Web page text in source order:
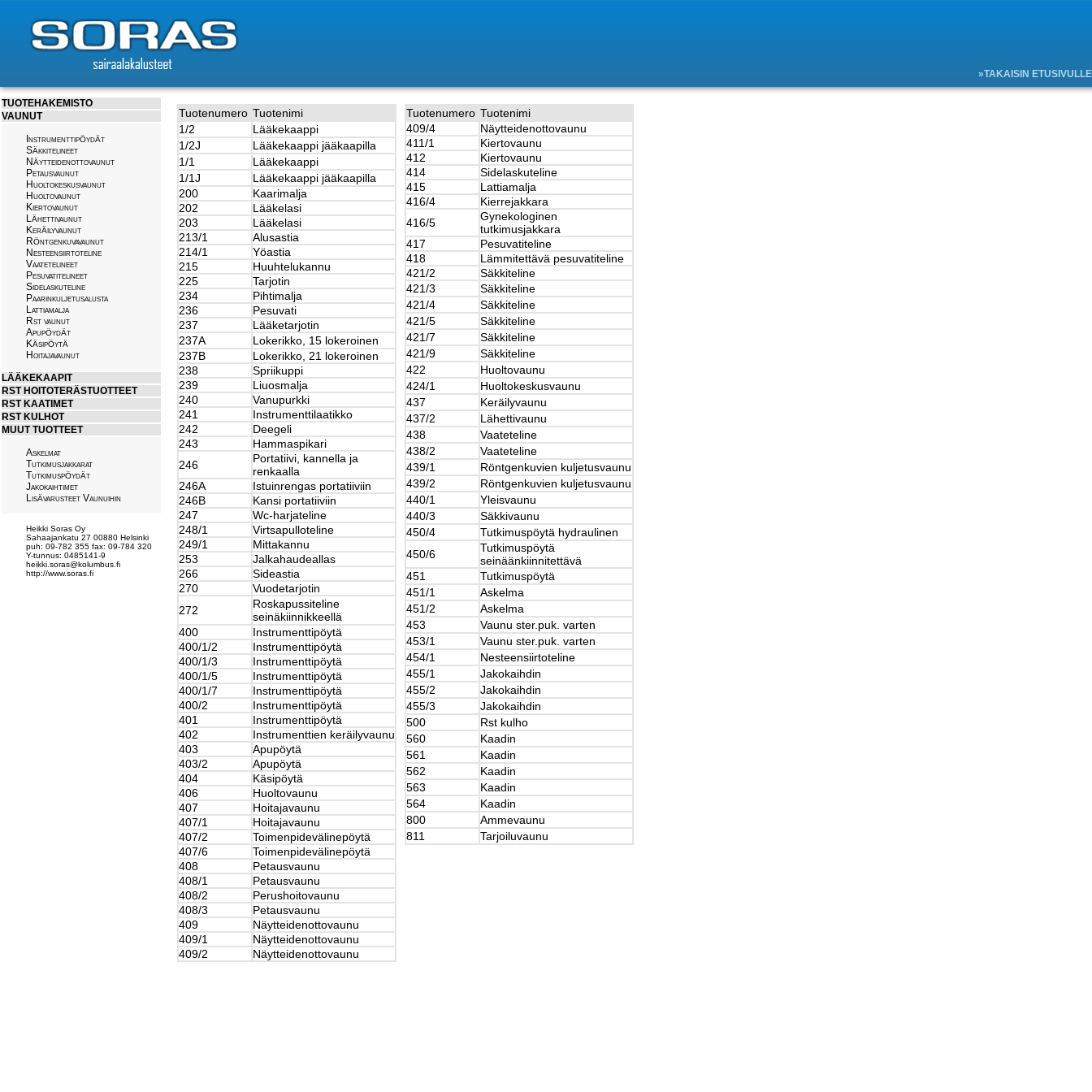
»TAKAISIN ETUSIVULLE
TUOTEHAKEMISTO
VAUNUT
InstrumenttipÖydÄt
SÄkkitelineet
NÄytteidenottovaunut
Petausvaunut
Huoltokeskusvaunut
Huoltovaunut
Kiertovaunut
LÄhettivaunut
KerÄilyvaunut
RÖntgenkuvavaunut
Nesteensiirtoteline
Vaatetelineet
Pesuvatitelineet
Sidelaskuteline
Paarinkuljetusalusta
Lattiamalja
Rst vaunut
ApupÖydÄt
KÄsipÖytÄ
Hoitajavaunut
LÄÄKEKAAPIT
RST HOITOTERÄSTUOTTEET
RST KAATIMET
RST KULHOT
MUUT TUOTTEET
Askelmat
Tutkimusjakkarat
TutkimuspÖydÄt
Jakokaihtimet
LisÄvarusteet Vaunuihin
Heikki Soras Oy
Sahaajankatu 27 00880 Helsinki
puh: 09-782 355 fax: 09-784 320
Y-tunnus: 0485141-9
heikki.soras@kolumbus.fi
http://www.soras.fi
Tuotenumero Tuotenimi
1/2
Lääkekaappi
1/2J
Lääkekaappi jääkaapilla
1/1
Lääkekaappi
1/1J
Lääkekaappi jääkaapilla
200
Kaarimalja
202
Lääkelasi
203
Lääkelasi
213/1
Alusastia
214/1
Yöastia
215
Huuhtelukannu
225
Tarjotin
234
Pihtimalja
236
Pesuvati
237
Lääketarjotin
237A
Lokerikko, 15 lokeroinen
237B
Lokerikko, 21 lokeroinen
238
Spriikuppi
239
Liuosmalja
240
Vanupurkki
241
Instrumenttilaatikko
242
Deegeli
243
Hammaspikari
246
Portatiivi, kannella ja
renkaalla
246A
Istuinrengas portatiiviin
246B
Kansi portatiiviin
247
Wc-harjateline
248/1
Virtsapulloteline
249/1
Mittakannu
253
Jalkahaudeallas
266
Sideastia
270
Vuodetarjotin
272
Roskapussiteline
seinäkiinnikkeellä
400
Instrumenttipöytä
400/1/2
Instrumenttipöytä
400/1/3
Instrumenttipöytä
400/1/5
Instrumenttipöytä
400/1/7
Instrumenttipöytä
400/2
Instrumenttipöytä
401
Instrumenttipöytä
402
Instrumenttien keräilyvaunu
403
Apupöytä
403/2
Apupöytä
404
Käsipöytä
406
Huoltovaunu
407
Hoitajavaunu
407/1
Hoitajavaunu
407/2
Toimenpidevälinepöytä
407/6
Toimenpidevälinepöytä
408
Petausvaunu
408/1
Petausvaunu
408/2
Perushoitovaunu
408/3
Petausvaunu
409
Näytteidenottovaunu
409/1
Näytteidenottovaunu
409/2
Näytteidenottovaunu
Tuotenumero Tuotenimi
409/4
Näytteidenottovaunu
411/1
Kiertovaunu
412
Kiertovaunu
414
Sidelaskuteline
415
Lattiamalja
416/4
Kierrejakkara
416/5
Gynekologinen
tutkimusjakkara
417
Pesuvatiteline
418
Lämmitettävä pesuvatiteline
421/2
Säkkiteline
421/3
Säkkiteline
421/4
Säkkiteline
421/5
Säkkiteline
421/7
Säkkiteline
421/9
Säkkiteline
422
Huoltovaunu
424/1
Huoltokeskusvaunu
437
Keräilyvaunu
437/2
Lähettivaunu
438
Vaateteline
438/2
Vaateteline
439/1
Röntgenkuvien kuljetusvaunu
439/2
Röntgenkuvien kuljetusvaunu
440/1
Yleisvaunu
440/3
Säkkivaunu
450/4
Tutkimuspöytä hydraulinen
450/6
Tutkimuspöytä
seinäänkiinnitettävä
451
Tutkimuspöytä
451/1
Askelma
451/2
Askelma
453
Vaunu ster.puk. varten
453/1
Vaunu ster.puk. varten
454/1
Nesteensiirtoteline
455/1
Jakokaihdin
455/2
Jakokaihdin
455/3
Jakokaihdin
500
Rst kulho
560
Kaadin
561
Kaadin
562
Kaadin
563
Kaadin
564
Kaadin
800
Ammevaunu
811
Tarjoiluvaunu